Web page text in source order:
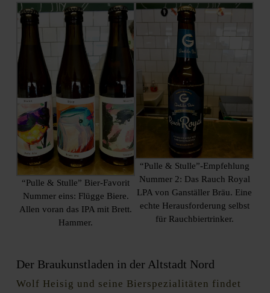
“Pulle & Stulle” Bier-Favorit
Nummer eins: Flügge Biere.
Allen voran das IPA mit Brett.
Hammer.
“Pulle & Stulle”-Empfehlung
Nummer 2: Das Rauch Royal
LPA von Ganställer Bräu. Eine
echte Herausforderung selbst
für Rauchbiertrinker.
Der Braukunstladen in der Altstadt Nord
Wolf Heisig und seine Bierspezialitäten findet